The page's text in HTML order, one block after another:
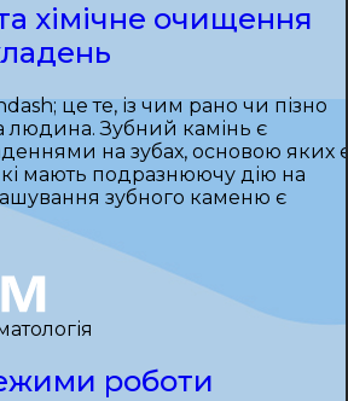
хімічне очищення
це те, із чим рано чи пізно
людина. Зубний камінь є
на зубах, основою яких
мають подразнюючу дію на
зубного каменю є
роботи